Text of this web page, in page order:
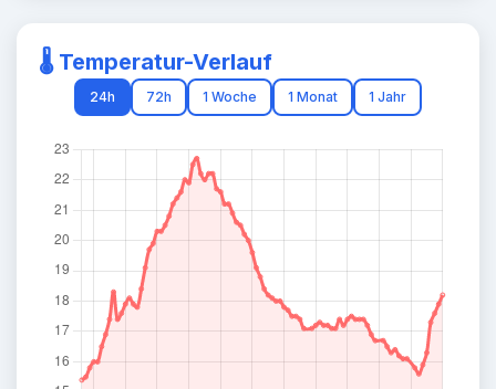
🌡️ Temperatur-Verlauf
24h 72h 1 Woche 1 Monat 1 Jahr